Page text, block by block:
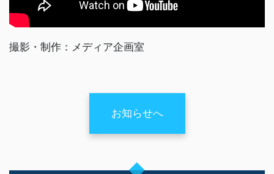
撮影・制作：メディア企画室
お知らせへ